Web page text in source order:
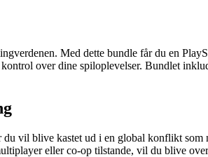
Med dette bundle får du en
over dine spiloplevelser. Bundlet
vil blive kastet ud i en global konflikt
eller co-op tilstande, vil du blive